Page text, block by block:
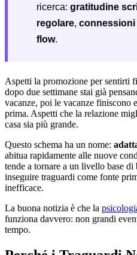
ricerca: gratitudine
regolare, connessioni
flow.
Aspetti la promozione per sentirti
dopo due settimane stai già
vacanze, poi le vacanze finiscono
prima. Aspetti che la relazione
casa sia più grande.
Questo schema ha un nome:
abitua rapidamente alle nuove
tende a tornare a un livello base
inseguire traguardi come fonte
inefficace.
La buona notizia è che la
funziona davvero: non grandi
tempo.